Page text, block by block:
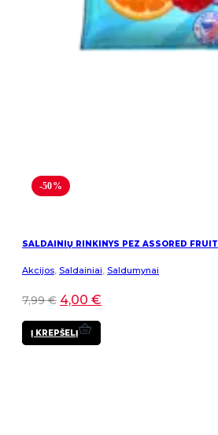
-50%
SALDAINIŲ RINKINYS PEZ ASSORED FRUIT
Akcijos, Saldainiai, Saldumynai
7,99€ 4,00 €
Į KREPŠELĮ